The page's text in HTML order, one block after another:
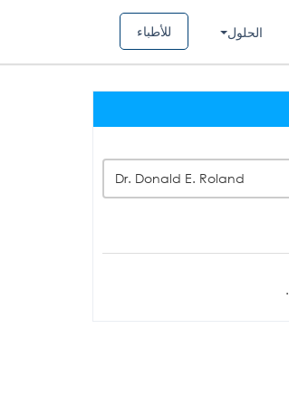
للأطباء الحلول
Dr. Donald E. Roland